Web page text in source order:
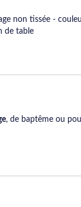
non tissée -
de table
, de baptême ou